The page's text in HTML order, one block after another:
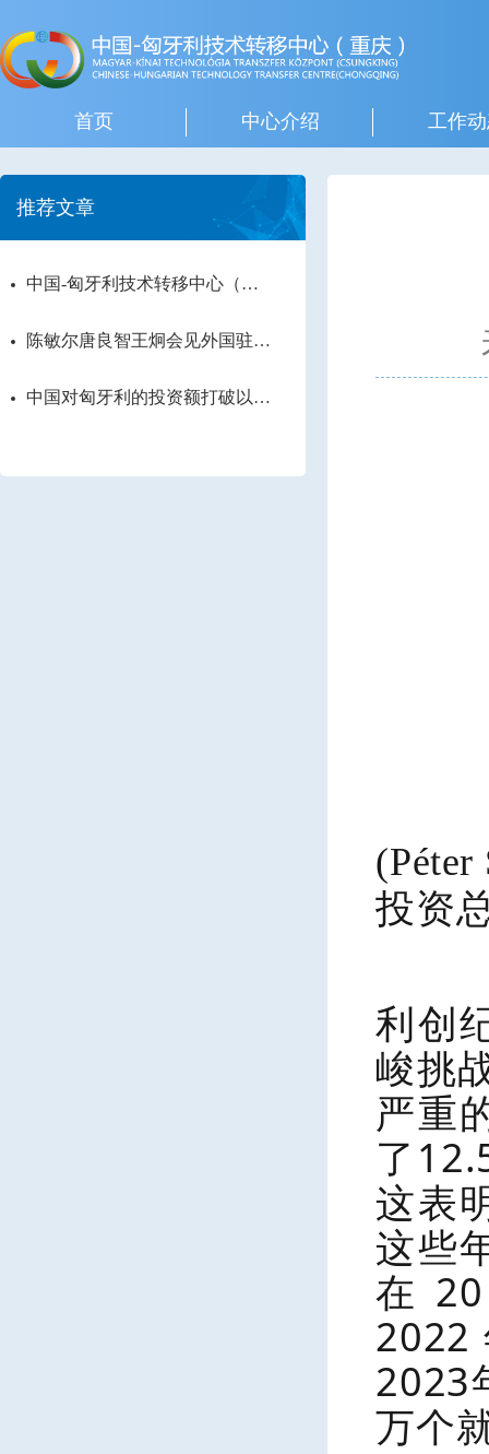
首页 中心介绍 工作
投资
利创
峻挑
严重
了
这表
这些
在
2022
2023
万个
推荐文章
中国-匈牙利技术转移中心（重
陈敏尔唐良智王炯会见外国驻渝
经济社会发展图片展
中国对匈牙利的投资额打破以往